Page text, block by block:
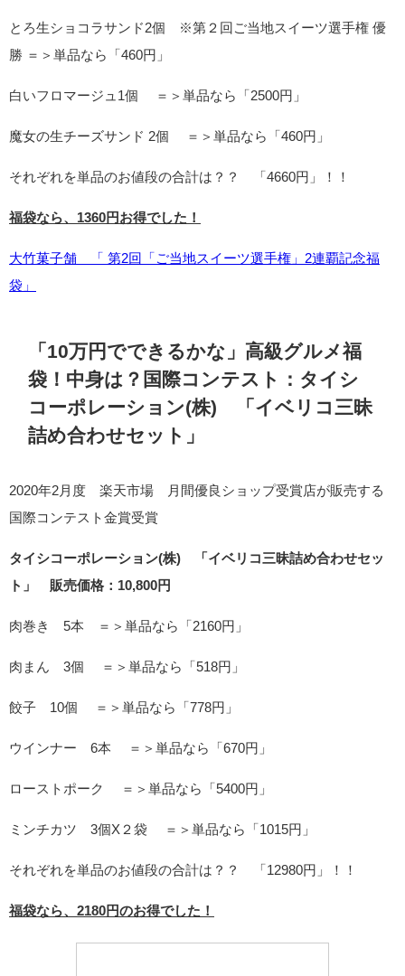
とろ生ショコラサンド2個 ※第２回ご当地スイーツ選手権 優
勝 ＝＞単品なら「460円」
白いフロマージュ1個 ＝＞単品なら「2500円」
魔女の生チーズサンド 2個 ＝＞単品なら「460円」
それぞれを単品のお値段の合計は？？ 「4660円」！！
福袋なら、1360円お得でした！
大竹菓子舗 「 第2回「ご当地スイーツ選手権」2連覇記念福
袋」
「10万円でできるかな」高級グルメ福
袋！中身は？国際コンテスト： タイシ
コーポレーション(株) 「イベリコ三昧
詰め合わせセット」
2020年2月度 楽天市場 月間優良ショップ受賞店が販売する
国際コンテスト金賞受賞
タイシコーポレーション(株) 「イベリコ三昧詰め合わせセッ
ト」 販売価格：10,800円
肉巻き 5本 ＝＞単品なら「2160円」
肉まん 3個 ＝＞単品なら「518円」
餃子 10個 ＝＞単品なら「778円」
ウインナー 6本 ＝＞単品なら「670円」
ローストポーク ＝＞単品なら「5400円」
ミンチカツ 3個X２袋 ＝＞単品なら「1015円」
それぞれを単品のお値段の合計は？？ 「12980円」！！
福袋なら、2180円のお得でした！